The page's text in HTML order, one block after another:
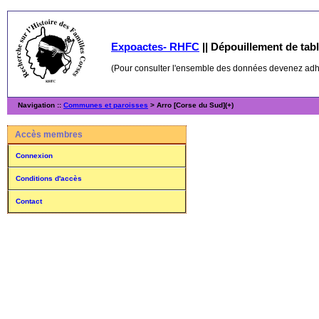
Expoactes- RHFC || Dépouillement de
(Pour consulter l'ensemble des données devenez
Navigation :: Communes et paroisses > Arro [Corse du Sud](+)
Accès membres
Connexion
Conditions d'accès
Contact